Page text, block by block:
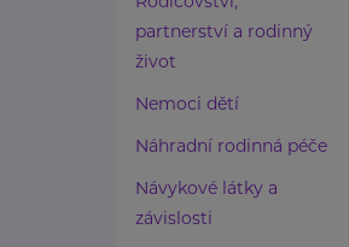
partnerství a rodinný
život
Nemoci dětí
Náhradní rodinná péče
Návykové látky a
závislosti